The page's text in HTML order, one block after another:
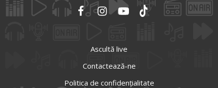
Ascultă live
Contactează-ne
Politica de confidențialitate